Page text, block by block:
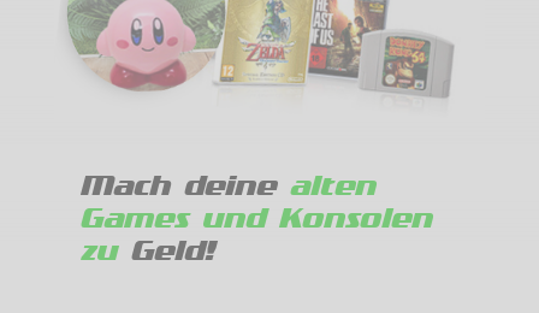
Mach deine alten
Games und Konsolen
zuGeld!